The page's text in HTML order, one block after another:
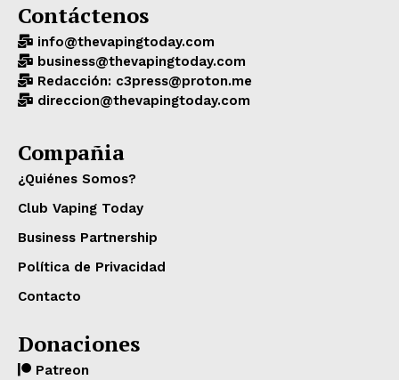
Contáctenos
info@thevapingtoday.com
business@thevapingtoday.com
Redacción: c3press@proton.me
direccion@thevapingtoday.com
Compañia
¿Quiénes Somos?
Club Vaping Today
Business Partnership
Política de Privacidad
Contacto
Donaciones
Patreon